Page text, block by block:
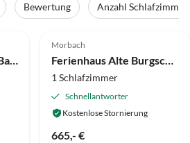
Bewertung
Anzahl Schlafzimmer
Ferienwohnung Haus Baldenau
Morbach
Ferienhaus Alte Burgscheune
1 Schlafzimmer
Schnellantworter
Kostenlose Stornierung
665,- €